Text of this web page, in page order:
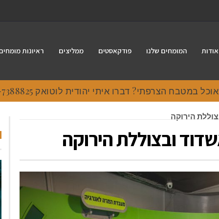
אודות המומחים שלנו פודקאסטים ממליצים ראיונות
במטבח הצרפתי? דברו איתי יהודית לוטואק 054-7388825.
הירוקה
ובצוללת הירוקה